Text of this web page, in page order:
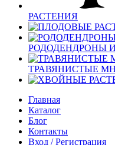
РАСТЕНИЯ
РОДОДЕНДРОНЫ
ТРАВЯНИСТЫЕ
Главная
Каталог
Блог
Контакты
Вход / Регистрация